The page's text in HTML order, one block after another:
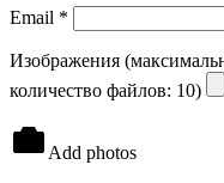
Email *
Изображения
количество файлов: 10)
Add photos